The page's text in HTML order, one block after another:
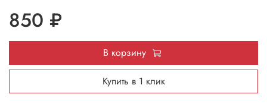
850 ₽
В корзину
Купить в 1 клик